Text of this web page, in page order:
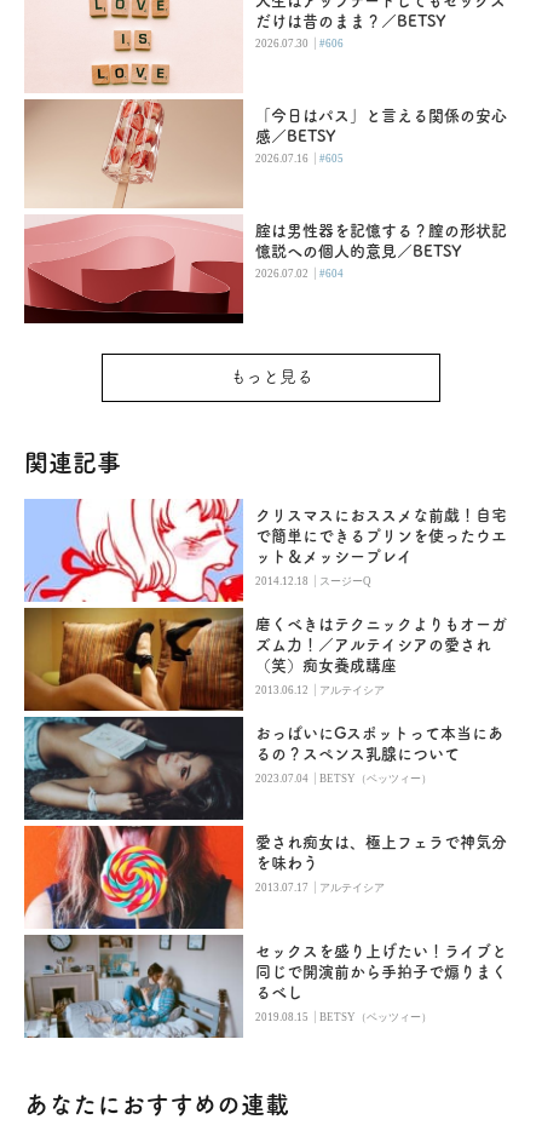
だけは昔のまま？／BETSY
2026.07.30 |#606
「今日はパス」と言える関係の安心
感／BETSY
2026.07.16 |#605
腟は男性器を記憶する？膣の形状記
憶説への個人的意見／BETSY
2026.07.02 |#604
もっと見る
関連記事
クリスマスにおススメな前戯！自宅
で簡単にできるプリンを使ったウエ
ット＆メッシープレイ
2014.12.18 | スージーQ
磨くべきはテクニックよりもオーガ
ズム力！／アルテイシアの愛され
（笑）痴女養成講座
2013.06.12 | アルテイシア
おっぱいにGスポットって本当にあ
るの？スペンス乳腺について
2023.07.04 |BETSY（ベッツィー）
愛され痴女は、極上フェラで神気分
を味わう
2013.07.17 | アルテイシア
セックスを盛り上げたい！ライブと
同じで開演前から手拍子で煽りまく
るべし
2019.08.15 |BETSY（ベッツィー）
あなたにおすすめの連載